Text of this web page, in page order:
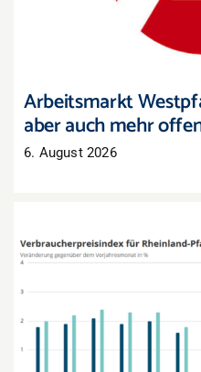
Arbeitsmarkt
aber auch mehr
6. August 2026
Inflation in Rheinland-